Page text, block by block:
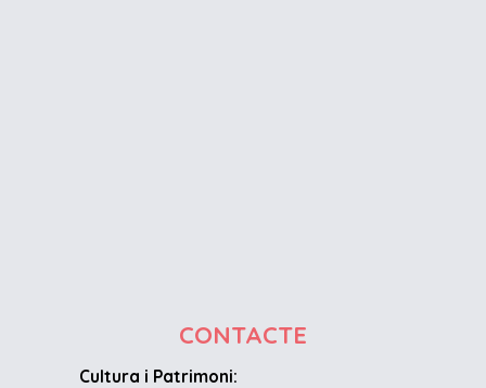
CONTACTE
Cultura i Patrimoni: